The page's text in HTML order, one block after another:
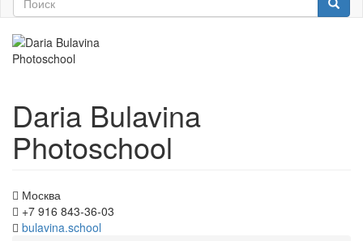
Daria Bulavina
Photoschool
Москва
+7 916 843-36-03
bulavina.school